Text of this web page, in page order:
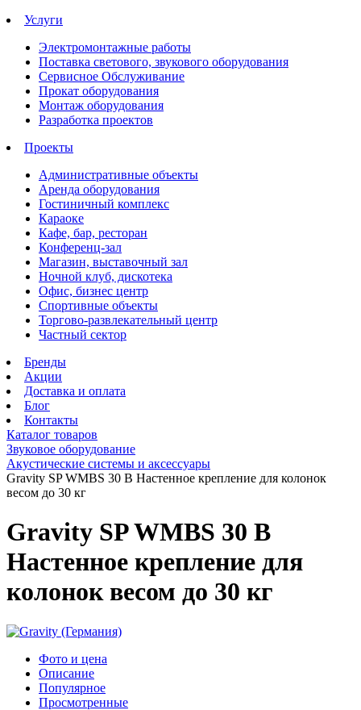
Услуги
Электромонтажные работы
Поставка светового, звукового оборудования
Сервисное Обслуживание
Прокат оборудования
Монтаж оборудования
Разработка проектов
Проекты
Административные объекты
Аренда оборудования
Гостиничный комплекс
Караоке
Кафе, бар, ресторан
Конференц-зал
Магазин, выставочный зал
Ночной клуб, дискотека
Офис, бизнес центр
Спортивные объекты
Торгово-развлекательный центр
Частный сектор
Бренды
Акции
Доставка и оплата
Блог
Контакты
Каталог товаров
Звуковое оборудование
Акустические системы и аксессуары
Gravity SP WMBS 30 B Настенное крепление для колонок
весом до 30 кг
Gravity SP WMBS 30 B
Настенное крепление для
колонок весом до 30 кг
Фото и цена
Описание
Популярное
Просмотренные